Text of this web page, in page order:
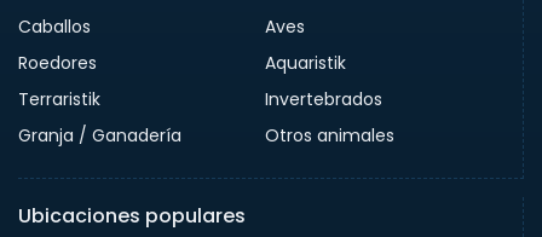
Caballos
Aves
Roedores
Aquaristik
Terraristik
Invertebrados
Granja / Ganadería
Otros animales
Ubicaciones populares